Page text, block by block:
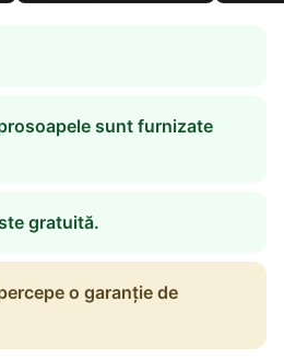
sunt furnizate
gratuită.
o garanție de